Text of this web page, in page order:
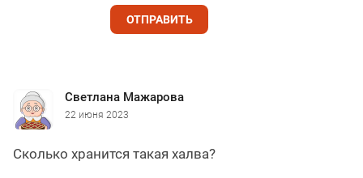
ОТПРАВИТЬ
Светлана Мажарова
22 июня 2023
Сколько хранится такая халва?